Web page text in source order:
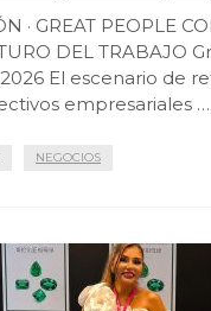
· GREAT PEOPLE
DEL TRABAJO
El escenario de
empresariales …
NEGOCIOS